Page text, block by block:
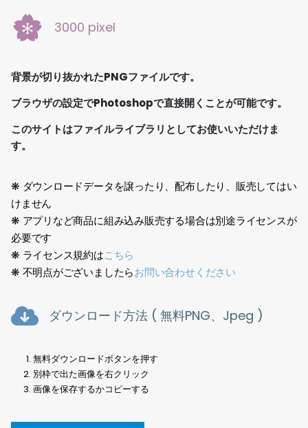
3000 pixel
背景が切り抜かれたPNGファイルです。
ブラウザの設定でPhotoshopで直接開くことが可能です。
このサイトはファイルライブラリとしてお使いいただけま
す。
❋ ダウンロードデータを譲ったり、配布したり、販売してはい
けません
❋ アプリなど商品に組み込み販売する場合は別途ライセンスが
必要です
❋ ライセンス規約はこちら
❋ 不明点がございましたらお問い合わせください
ダウンロード方法 ( 無料PNG、Jpeg )
無料ダウンロードボタンを押す
別枠で出た画像を右クリック
画像を保存するかコピーする